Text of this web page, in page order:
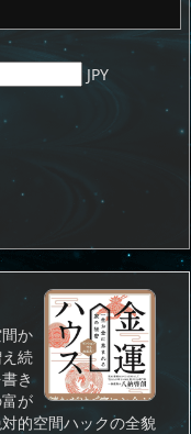
JPY
か
続
き
が
的空間ハックの全貌